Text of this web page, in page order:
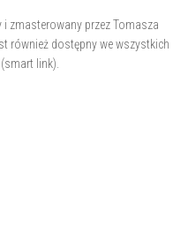
zmasterowany przez Tomasza
również dostępny we wszystkich
link).